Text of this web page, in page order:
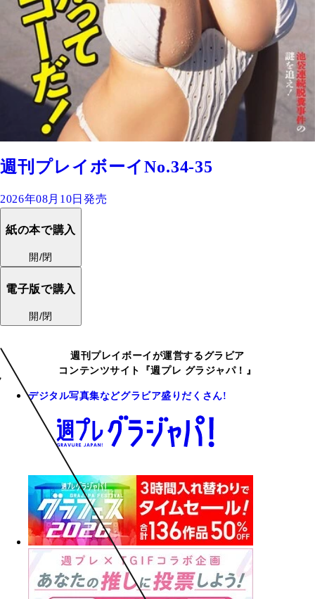
週刊プレイボーイNo.34-35
2026年08月10日発売
紙の本で購入
開/閉
電子版で購入
開/閉
週刊プレイボーイが運営するグラビア
コンテンツサイト『週プレ グラジャパ！』
デジタル写真集などグラビア盛りだくさん!